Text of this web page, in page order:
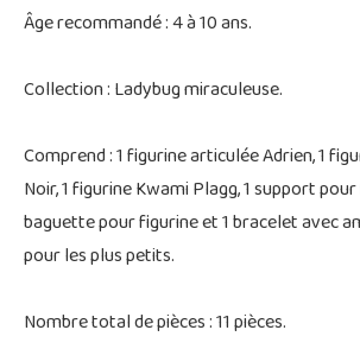
Âge recommandé : 4 à 10 ans.
Collection : Ladybug miraculeuse.
Comprend : 1 figurine articulée Adrien, 1
Noir, 1 figurine Kwami Plagg, 1 support
baguette pour figurine et 1 bracelet avec
pour les plus petits.
Nombre total de pièces : 11 pièces.